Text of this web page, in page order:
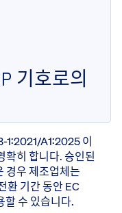
기호로의
1:2021/A1:2025 이
확히 합니다. 승인된
경우 제조업체는
환 기간 동안 EC
할 수 있습니다.